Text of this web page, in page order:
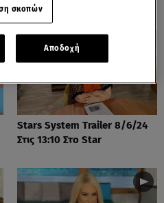
Stars System Trailer 8/6/24
Στις 13:10 Στο Star
σκοπών
Αποδοχή